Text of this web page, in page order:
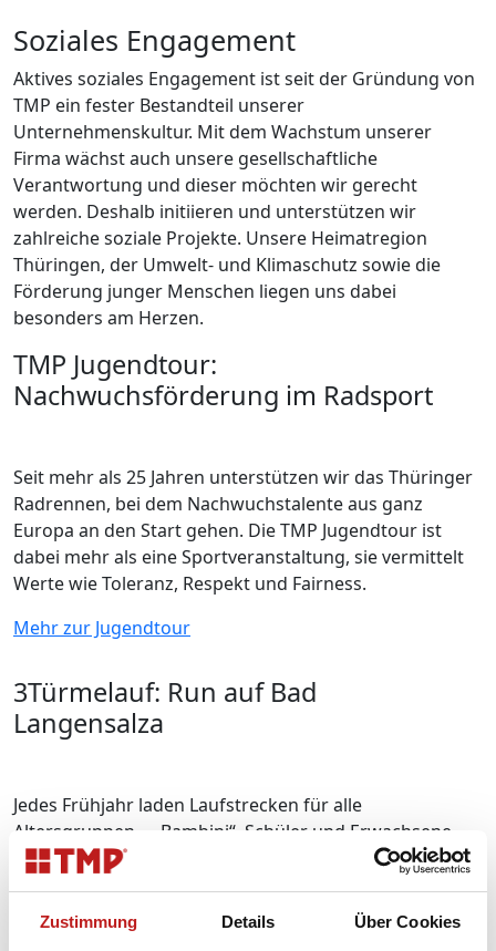
Zustimmung Details Über Cookies
Soziales Engagement
Aktives soziales Engagement ist seit der Gründung von
TMP ein fester Bestandteil unserer
Unternehmenskultur. Mit dem Wachstum unserer
Firma wächst auch unsere gesellschaftliche
Verantwortung und dieser möchten wir gerecht
werden. Deshalb initiieren und unterstützen wir
zahlreiche soziale Projekte. Unsere Heimatregion
Thüringen, der Umwelt- und Klimaschutz sowie die
Förderung junger Menschen liegen uns dabei
besonders am Herzen.
TMP Jugendtour:
Nachwuchsförderung im Radsport
Seit mehr als 25 Jahren unterstützen wir das Thüringer
Radrennen, bei dem Nachwuchstalente aus ganz
Europa an den Start gehen. Die TMP Jugendtour ist
dabei mehr als eine Sportveranstaltung, sie vermittelt
Werte wie Toleranz, Respekt und Fairness.
Mehr zur Jugendtour
3Türmelauf: Run auf Bad
Langensalza
Jedes Frühjahr laden Laufstrecken für alle
Altersgruppen – „Bambini“, Schüler und Erwachsene –
zum Mitmachen ein. Mit unserem Engagement stellen
und verleihen unserer schönen Heimatstadt mehr